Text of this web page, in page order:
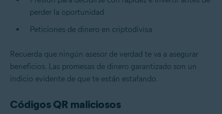
perder la oportunidad
Peticiones de dinero en criptodivisa
Recuerda que ningún asesor de verdad te va a asegurar
beneficios. Las promesas de dinero garantizado son un
indicio evidente de que te están estafando.
Códigos QR maliciosos